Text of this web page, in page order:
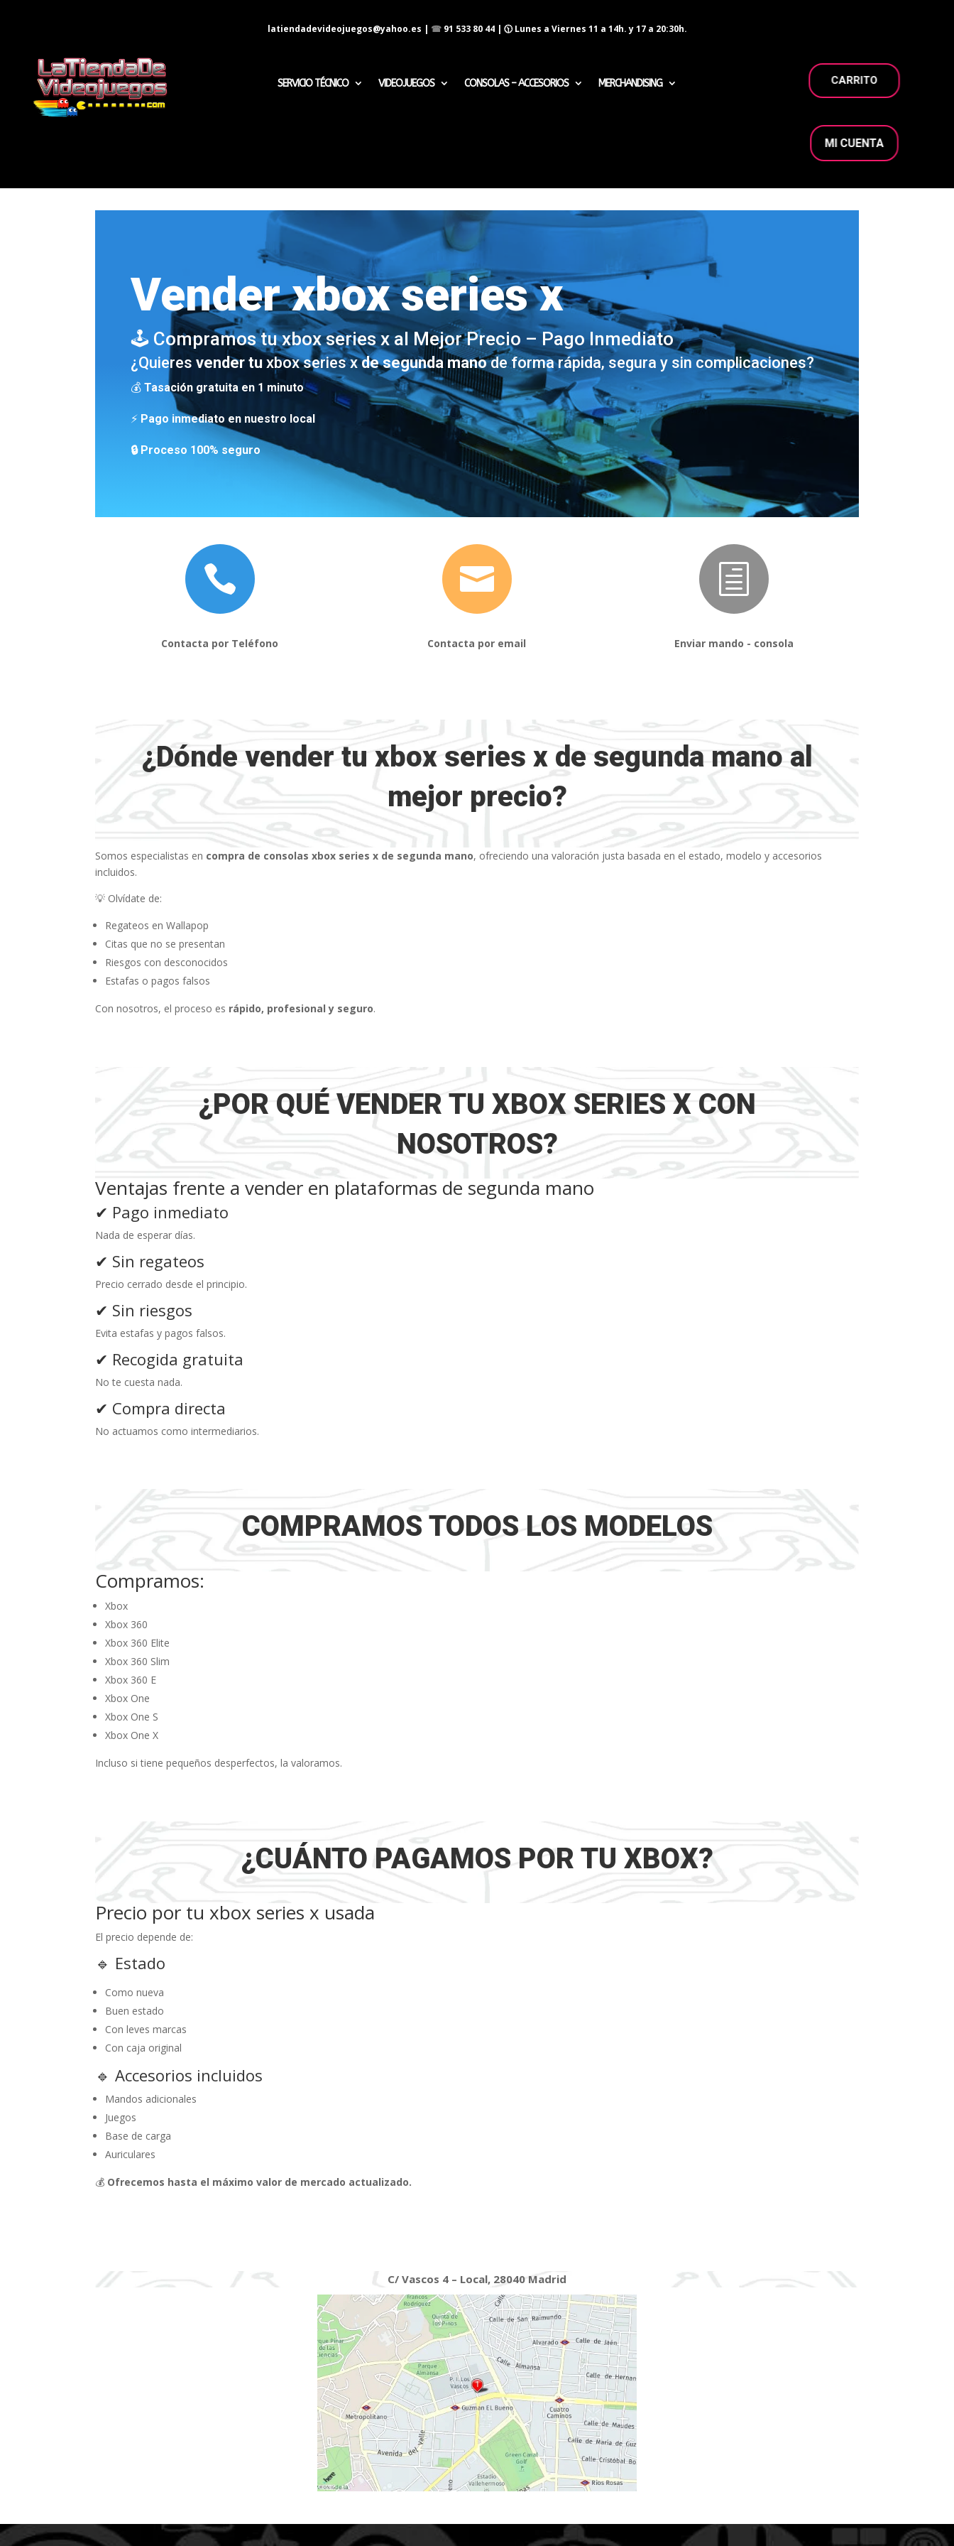
latiendadevideojuegos@yahoo.es | ☎ 91 533 80 44| 🕦 Lunes a Viernes 11 a 14h. y 17 a 20:30h.
SERVICIO TÉCNICO VIDEOJUEGOS CONSOLAS – ACCESORIOS MERCHANDISING CARRITO
MI CUENTA
Vender xbox series x
🕹️ Compramos tu xbox series x al Mejor Precio – Pago Inmediato
¿Quieresvender tuxbox series xde segunda manode forma rápida, segura y sin complicaciones?
💰Tasación gratuita en 1 minuto
⚡ Pago inmediato en nuestro local
🔒 Proceso 100% seguro

Contacta por Teléfono

Contacta por email
h
Enviar mando - consola
¿Dónde vender tu xbox series x de segunda mano al
mejor precio?
Somos especialistas en compra de consolas xbox series x de segunda mano, ofreciendo una valoración justa basada en el estado, modelo y accesorios
incluidos.
💡 Olvídate de:
Regateos en Wallapop
Citas que no se presentan
Riesgos con desconocidos
Estafas o pagos falsos
Con nosotros, el proceso es rápido, profesional y seguro.
¿POR QUÉ VENDER TU XBOX SERIES X CON
NOSOTROS?
Ventajas frente a vender en plataformas de segunda mano
✔ Pago inmediato
Nada de esperar días.
✔ Sin regateos
Precio cerrado desde el principio.
✔ Sin riesgos
Evita estafas y pagos falsos.
✔ Recogida gratuita
No te cuesta nada.
✔ Compra directa
No actuamos como intermediarios.
COMPRAMOS TODOS LOS MODELOS
Compramos:
Xbox
Xbox 360
Xbox 360 Elite
Xbox 360 Slim
Xbox 360 E
Xbox One
Xbox One S
Xbox One X
Incluso si tiene pequeños desperfectos, la valoramos.
¿CUÁNTO PAGAMOS POR TU XBOX?
Precio por tu xbox series x usada
El precio depende de:
🔹 Estado
Como nueva
Buen estado
Con leves marcas
Con caja original
🔹 Accesorios incluidos
Mandos adicionales
Juegos
Base de carga
Auriculares
💰 Ofrecemos hasta el máximo valor de mercado actualizado.
C/ Vascos 4 – Local, 28040 Madrid